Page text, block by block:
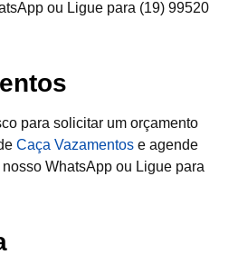
ou Ligue para (19) 99520
para solicitar um orçamento
Caça Vazamentos e agende
WhatsApp ou Ligue para